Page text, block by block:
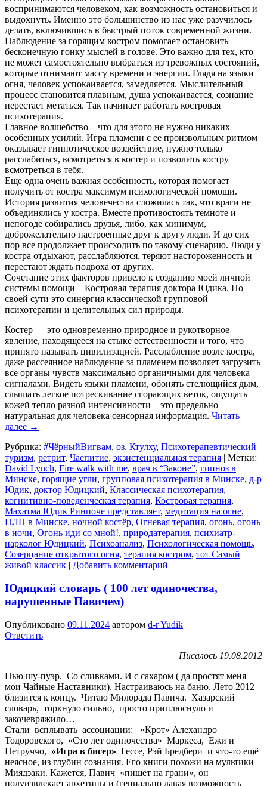
воспринимаются человеком, как возможность остановиться и
выдохнуть. Именно это большинство из нас уже разучилось
делать, включившись в быстрый поток современной жизни.
Наблюдение за горящим костром помогает остановить
бесконечную гонку мыслей в голове. Это важно для тех, кто
не может самостоятельно выбраться из тревожных состояний,
которые отнимают массу времени и энергии. Глядя на языки
огня, человек успокаивается, замедляется. Мыслительный
процесс становится плавным, душа успокаивается, сознание
перестает метаться. Так начинает работать костровая
психотерапия.
Главное волшебство – что для этого не нужно никаких
особенных усилий. Игра пламени с ее произвольным ритмом
оказывает гипнотическое воздействие, нужно только
расслабиться, всмотреться в костер и позволить костру
всмотреться в тебя.
Еще одна очень важная особенность, которая помогает
получить от костра максимум психологической помощи.
История развития человечества сложилась так, что враги не
объединялись у костра. Вместе противостоять темноте и
непогоде собирались друзья, либо, как минимум,
доброжелательно настроенные друг к другу люди. И до сих
пор все продолжает происходить по такому сценарию. Люди у
костра отдыхают, расслабляются, теряют настороженность и
перестают ждать подвоха от других.
Сочетание этих факторов привело к созданию моей личной
системы помощи – Костровая терапия доктора Юдика. По
своей сути это синергия классической групповой
психотерапии и целительных сил природы.
Костер — это одновременно природное и рукотворное
явление, находящееся на стыке естественности и того, что
принято называть цивилизацией. Расслабление возле костра,
даже рассеянное наблюдение за пламенем позволяет загрузить
все органы чувств максимально органичными для человека
сигналами. Видеть языки пламени, обонять стелющийся дым,
слышать легкое потрескивание сгорающих веток, ощущать
кожей тепло разной интенсивности – это предельно
натуральная для человека сенсорная информация. Читать
далее →
Рубрика: #ЧёрныйВигвам, оз. Ктулху, Психотерапевтический
туризм, ретрит, Чаепитие, экзистенциальная терапия | Метки:
David Lynch, Fire walk with me, врач в “Законе”, гипноз в
Минске, горящие угли, групповая психотерапия в Минске, д-р
Юдик, доктор Юдицкий, Классическая психотерапия,
когнитивно-поведенческая терапия, Костровая терапия,
Махатма Юдик Ринпоче представляет, медитация на огне,
НЛП в Минске, ночной костёр, Огневая терапия, огонь, огонь
в ночи, Огонь иди со мной!, природатерапия, психиатр-
нарколог Юдицкий, Психоанализ, Психологическая помощь,
Созерцание открытого огня, терапия костром, тот Самый
живой классик | Добавить комментарий
Юдицкий словарь ( 100 лет одиночества,
нарушенные Павичем)
Опубликовано 09.11.2024 автором d-r Yudik
Ответить
Писалось 19.08.2012
Пью шу-пуэр. Со сливками. И с сахаром ( да простят меня
мои Чайные Наставники). Настраиваюсь на баню. Лето 2012
близится к концу. Читаю Милорада Павича. Хазарский
словарь, торкнуло сильно, просто приплюснуло и
закочевряжило…
Стали всплывать ассоциации: «Крот» Алехандро
Тодоровского, «Сто лет одиночества» Маркеса, Ежи и
Петруччо, «Игра в бисер» Гессе, Рэй Бредбери и что-то ещё
неясное, из глубин сознания. Его книги похожи на мультики
Миядзаки. Кажется, Павич «пишет на грани», он
полуизвлекает архетипы и (гениально давая возможность